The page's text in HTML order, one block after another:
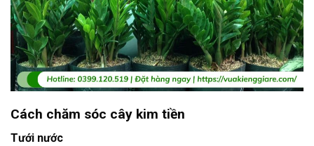
Cách chăm sóc cây kim tiền
Tưới nước